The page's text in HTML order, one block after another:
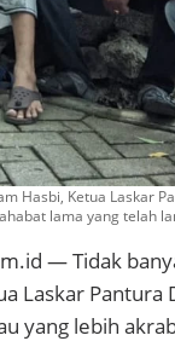
Hasbi, Ketua Laskar
lama yang telah
— Tidak
Laskar Pantura
yang lebih